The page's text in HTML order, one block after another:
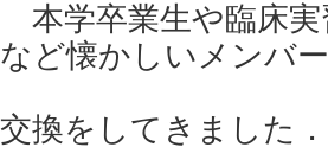
本学卒業生や臨床
など懐かしいメンバ
交換をしてきました．